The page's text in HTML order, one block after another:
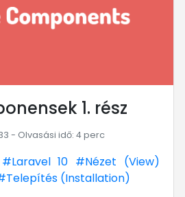
1. rész
- Olvasási idő: 4 perc
#Laravel 10 #Nézet (View)
(Installation)